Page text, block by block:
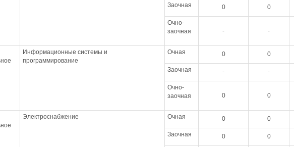
Заочная 0 0
Очно-
заочная
- -
Информационные системы и
программирование
Очная 0 0
Заочная - -
Очно-
заочная
0 0
Электроснабжение Очная 0 0
Заочная 0 0